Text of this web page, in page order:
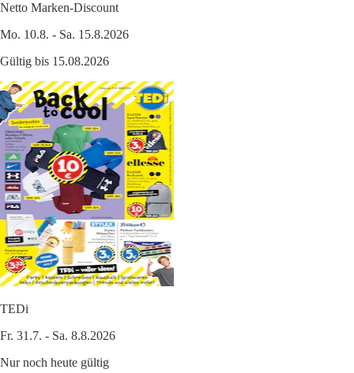
Netto Marken-Discount
Mo. 10.8. - Sa. 15.8.2026
Gültig bis 15.08.2026
TEDi
Fr. 31.7. - Sa. 8.8.2026
Nur noch heute gültig